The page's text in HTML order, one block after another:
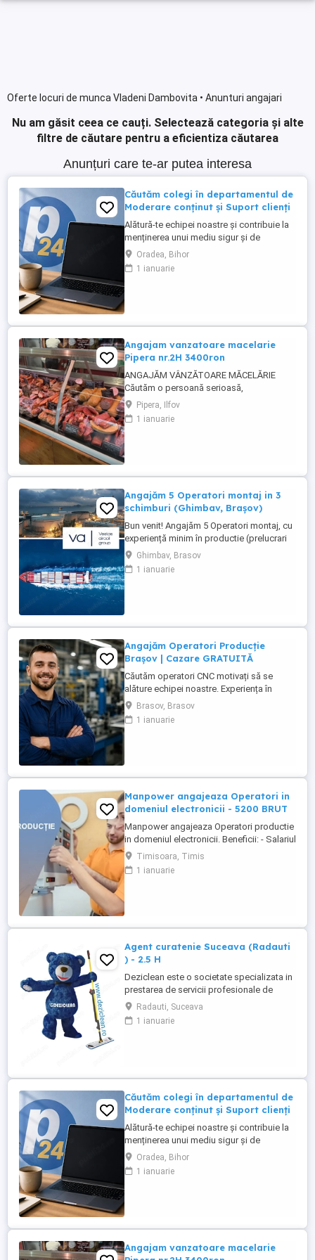
Oferte locuri de munca Vladeni Dambovita • Anunturi angajari
Nu am găsit ceea ce cauți. Selectează categoria și alte
filtre de căutare pentru a eficientiza căutarea
Anunțuri care te-ar putea interesa
Căutăm colegi în departamentul de
Moderare conținut și Suport clienți
Alătură-te echipei noastre și contribuie la
menținerea unui mediu sigur și de
încredere pe platformele noastre de
anunțuri din România, Germania și
Ungaria. În funcție de experiența și
Oradea, Bihor
1 ianuarie
Angajam vanzatoare macelarie
Pipera nr.2H 3400ron
ANGAJĂM VÂNZĂTOARE MĂCELĂRIE
Căutăm o persoană serioasă,
responsabilă și amabilă pentru postul de
vânzătoare într-o măcelărie modernă.
Cerințe: Experiență în domeniul vânzărilor
Rapiditate, ...
Pipera, Ilfov
1 ianuarie
Angajăm 5 Operatori montaj in 3
schimburi (Ghimbav, Brașov)
Bun venit! Angajăm 5 Operatori montaj, cu
experiență minim în productie (prelucrari
prin aschiere). Căutăm persoane serioase,
dornice să învețe și să muncească, se va
oferi instruire la locul de muncă. Program:
Ghimbav, Brasov
1 ianuarie
Angajăm Operatori Producție
Brașov | Cazare GRATUITĂ
Căutăm operatori CNC motivați să se
alăture echipei noastre. Experiența în
domeniu reprezintă un avantaj. Oferim:
Cazare GRATUITĂ în apartamente complet
utilate; Pachet salarial atractiv; Transport
Brasov, Brasov
1 ianuarie
Manpower angajeaza Operatori in
domeniul electronicii - 5200 BRUT
Manpower angajeaza Operatori productie
in domeniul electronicii. Beneficii: - Salariul
- 5200 (in functie de experienta in
domeniul electronicii); - Tichete de masa
de 35 de lei zi lucratoare; - Mediu de lucru
Timisoara, Timis
1 ianuarie
Agent curatenie Suceava (Radauti
) - 2.5 H
Deziclean este o societate specializata in
prestarea de servicii profesionale de
curatenie. Compania noastra asigura
servicii de curatenie in aproape toate
orasele mari din România. Angajam agenti
Radauti, Suceava
1 ianuarie
Căutăm colegi în departamentul de
Moderare conținut și Suport clienți
Alătură-te echipei noastre și contribuie la
menținerea unui mediu sigur și de
încredere pe platformele noastre de
anunțuri din România, Germania și
Ungaria. În funcție de experiența și
Oradea, Bihor
1 ianuarie
Angajam vanzatoare macelarie